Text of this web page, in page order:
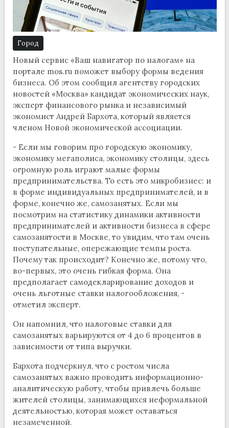
Город
Новый сервис «Ваш навигатор по налогам» на
портале mos.ru поможет выбору формы ведения
бизнеса. Об этом сообщил агентству городских
новостей «Москва» кандидат экономических наук,
эксперт финансового рынка и независимый
экономист Андрей Бархота, который является
членом Новой экономической ассоциации.
- Если мы говорим про городскую экономику,
экономику мегаполиса, экономику столицы, здесь
огромную роль играют малые формы
предпринимательства. То есть это микробизнес: и
в форме индивидуальных предпринимателей, и в
форме, конечно же, самозанятых. Если мы
посмотрим на статистику динамики активности
предпринимателей и активности бизнеса в сфере
самозанятости в Москве, то увидим, что там очень
поступательные, опережающие темпы роста.
Почему так происходит? Конечно же, потому что,
во-первых, это очень гибкая форма. Она
предполагает самодекларирование доходов и
очень льготные ставки налогообложения, -
отметил эксперт.
Он напомнил, что налоговые ставки для
самозанятых варьируются от 4 до 6 процентов в
зависимости от типа выручки.
Бархота подчеркнул, что с ростом числа
самозанятых важно проводить информационно-
аналитическую работу, чтобы привлечь больше
жителей столицы, занимающихся неформальной
деятельностью, которая может оставаться
незамеченной.